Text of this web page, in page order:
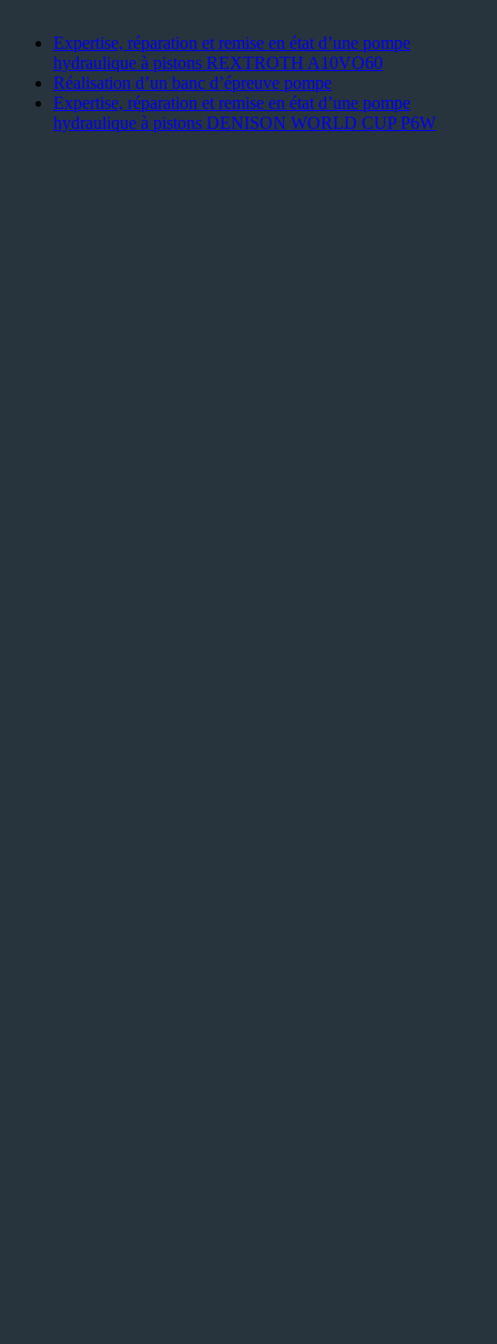
Expertise, réparation et remise en état d’une pompe
hydraulique à pistons REXTROTH A10VO60
Réalisation d’un banc d’épreuve pompe
Expertise, réparation et remise en état d’une pompe
hydraulique à pistons DENISON WORLD CUP P6W